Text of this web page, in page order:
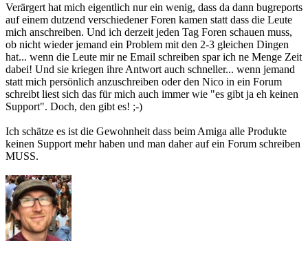
Verärgert hat mich eigentlich nur ein wenig, dass da dann bugreports
auf einem dutzend verschiedener Foren kamen statt dass die Leute
mich anschreiben. Und ich derzeit jeden Tag Foren schauen muss,
ob nicht wieder jemand ein Problem mit den 2-3 gleichen Dingen
hat... wenn die Leute mir ne Email schreiben spar ich ne Menge Zeit
dabei! Und sie kriegen ihre Antwort auch schneller... wenn jemand
statt mich persönlich anzuschreiben oder den Nico in ein Forum
schreibt liest sich das für mich auch immer wie "es gibt ja eh keinen
Support". Doch, den gibt es! ;-)
Ich schätze es ist die Gewohnheit dass beim Amiga alle Produkte
keinen Support mehr haben und man daher auf ein Forum schreiben
MUSS.